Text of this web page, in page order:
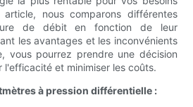
nous comparons différentes
de débit en fonction de leur
les avantages et les inconvénients
vous pourrez prendre une décision
l'efficacité et minimiser les coûts.
à pression différentielle :